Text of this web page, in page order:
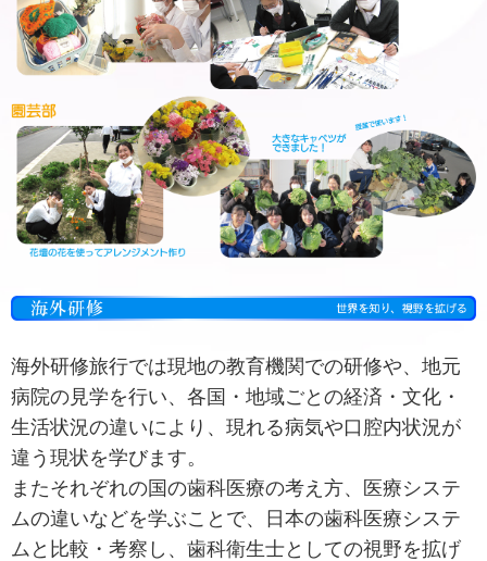
海外研修旅行では現地の教育機関での研修や、地元
病院の見学を行い、各国・地域ごとの経済・文化・
生活状況の違いにより、現れる病気や口腔内状況が
違う現状を学びます。
またそれぞれの国の歯科医療の考え方、医療システ
ムの違いなどを学ぶことで、日本の歯科医療システ
ムと比較・考察し、歯科衛生士としての視野を拡げ